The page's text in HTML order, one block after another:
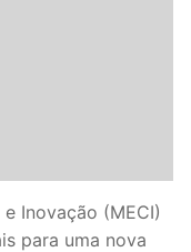
Inovação (MECI)
para uma nova